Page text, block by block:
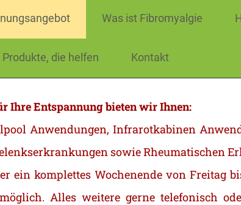
Was ist Fibromyalgie
Produkte, die helfen Kontakt
Ihre Entspannung bieten wir Ihnen:
Anwendungen, Infrarotkabinen
sowie Rheumatischen
ein komplettes Wochenende von Freitag
Alles weitere gerne telefonisch